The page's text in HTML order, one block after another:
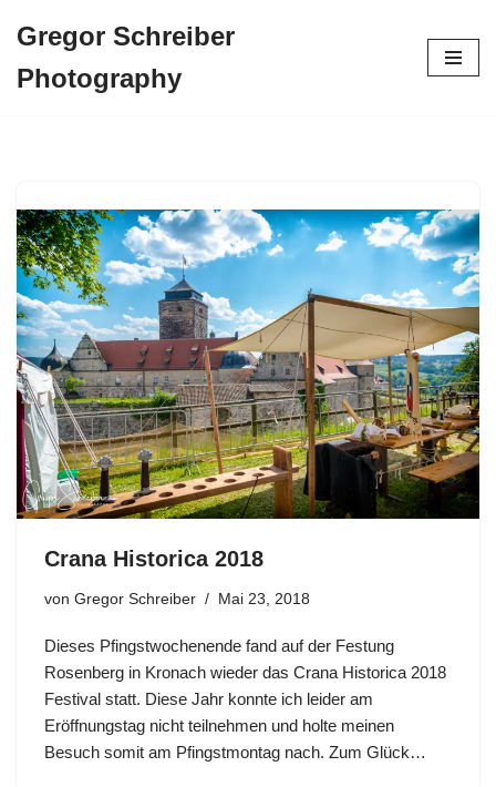
Inhalt
Gregor Schreiber
Photography
Crana Historica 2018
von Gregor Schreiber Mai 23, 2018
Dieses Pfingstwochenende fand auf der Festung
Rosenberg in Kronach wieder das Crana Historica 2018
Festival statt. Diese Jahr konnte ich leider am
Eröffnungstag nicht teilnehmen und holte meinen
Besuch somit am Pfingstmontag nach. Zum Glück…